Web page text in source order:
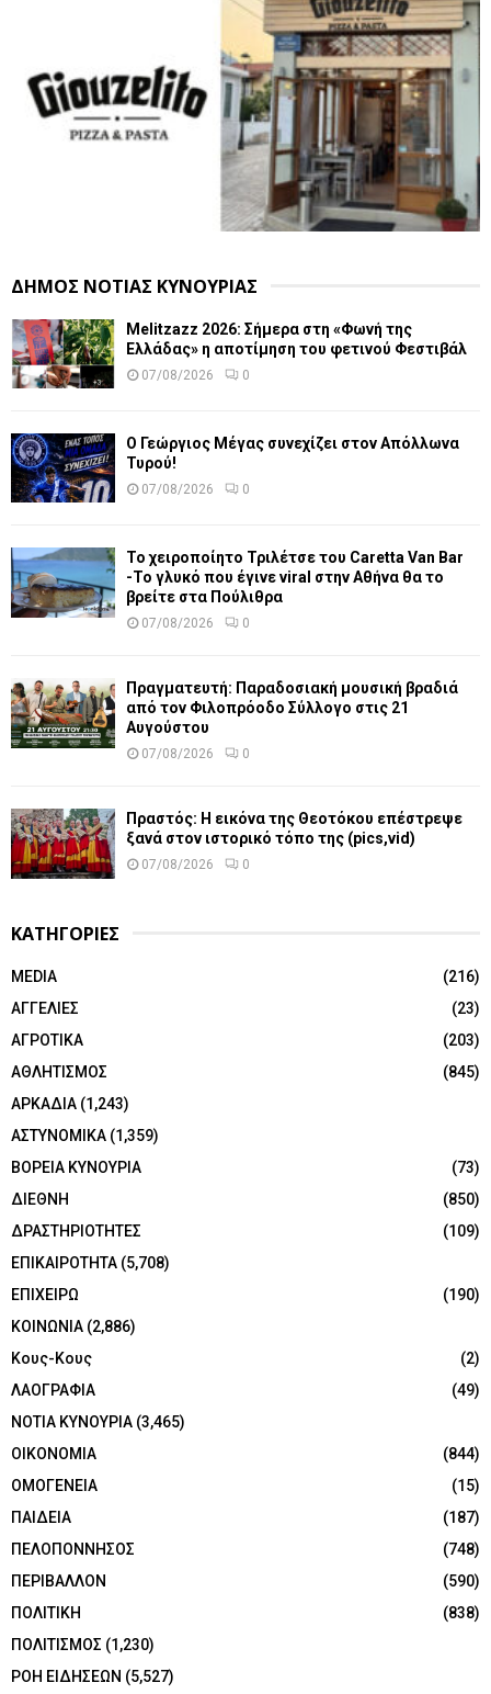
ΔΗΜΟΣ ΝΟΤΙΑΣ ΚΥΝΟΥΡΙΑΣ
Melitzazz 2026: Σήμερα στη «Φωνή της
Ελλάδας» η αποτίμηση του φετινού Φεστιβάλ
07/08/2026 0
Ο Γεώργιος Μέγας συνεχίζει στον Απόλλωνα
Τυρού!
07/08/2026 0
Το χειροποίητο Τριλέτσε του Caretta Van Bar
-Το γλυκό που έγινε viral στην Αθήνα θα το
βρείτε στα Πούλιθρα
07/08/2026 0
Πραγματευτή: Παραδοσιακή μουσική βραδιά
από τον Φιλοπρόοδο Σύλλογο στις 21
Αυγούστου
07/08/2026 0
Πραστός: Η εικόνα της Θεοτόκου επέστρεψε
ξανά στον ιστορικό τόπο της (pics,vid)
07/08/2026 0
ΚΑΤΗΓΟΡΙΕΣ
MEDIA
(216)
ΑΓΓΕΛΙΕΣ
(23)
ΑΓΡΟΤΙΚΑ
(203)
ΑΘΛΗΤΙΣΜΟΣ
(845)
ΑΡΚΑΔΙΑ (1,243)
ΑΣΤΥΝΟΜΙΚΑ (1,359)
ΒΟΡΕΙΑ ΚΥΝΟΥΡΙΑ
(73)
ΔΙΕΘΝΗ
(850)
ΔΡΑΣΤΗΡΙΟΤΗΤΕΣ
(109)
ΕΠΙΚΑΙΡΟΤΗΤΑ (5,708)
ΕΠΙΧΕΙΡΩ
(190)
ΚΟΙΝΩΝΙΑ (2,886)
Κους-Κους
(2)
ΛΑΟΓΡΑΦΙΑ
(49)
ΝΟΤΙΑ ΚΥΝΟΥΡΙΑ (3,465)
ΟΙΚΟΝΟΜΙΑ
(844)
ΟΜΟΓΕΝΕΙΑ
(15)
ΠΑΙΔΕΙΑ
(187)
ΠΕΛΟΠΟΝΝΗΣΟΣ
(748)
ΠΕΡΙΒΑΛΛΟΝ
(590)
ΠΟΛΙΤΙΚΗ
(838)
ΠΟΛΙΤΙΣΜΟΣ (1,230)
ΡΟΗ ΕΙΔΗΣΕΩΝ (5,527)